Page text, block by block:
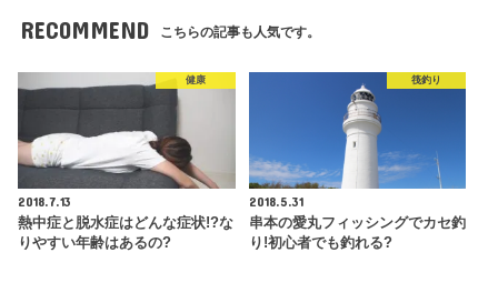
RECOMMEND こちらの記事も人気です。
健康
2018.7.13
熱中症と脱水症はどんな症状!?な
りやすい年齢はあるの?
筏釣り
2018.5.31
串本の愛丸フィッシングでカセ釣
り!初心者でも釣れる?